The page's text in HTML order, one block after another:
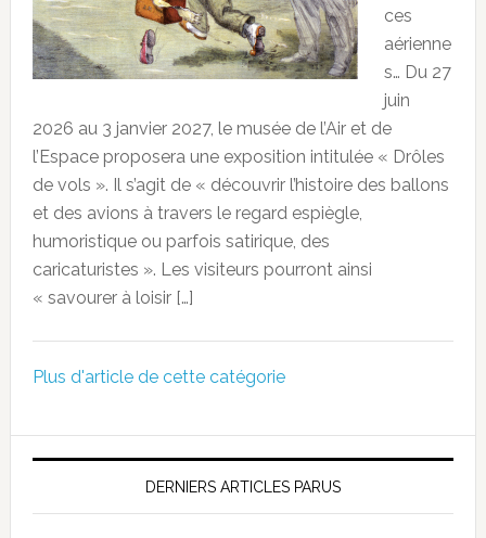
ces
aérienne
s… Du 27
juin
2026 au 3 janvier 2027, le musée de l’Air et de
l’Espace proposera une exposition intitulée « Drôles
de vols ». Il s’agit de « découvrir l’histoire des ballons
et des avions à travers le regard espiègle,
humoristique ou parfois satirique, des
caricaturistes ». Les visiteurs pourront ainsi
« savourer à loisir […]
Plus d'article de cette catégorie
DERNIERS ARTICLES PARUS